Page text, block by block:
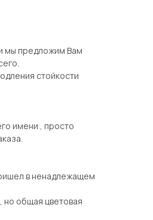
мы предложим Вам
стойкости
имени , просто
в ненадлежащем
но общая цветовая